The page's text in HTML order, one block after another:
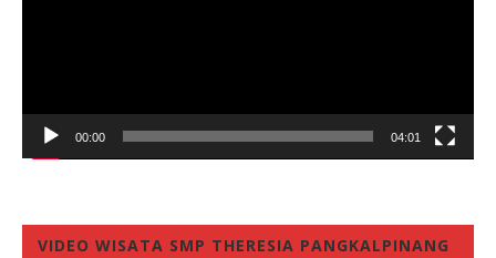
00:00 04:01
VIDEO WISATA SMP THERESIA PANGKALPINANG